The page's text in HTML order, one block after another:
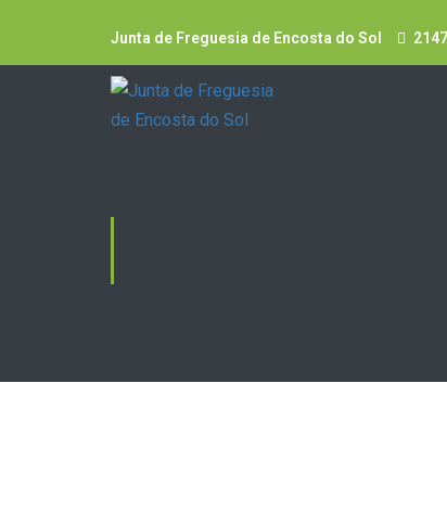
Junta de Freguesia de Encosta do Sol